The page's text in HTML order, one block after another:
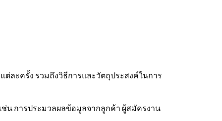
ละครั้ง รวมถึงวิธีการและวัตถุประสงค์ในการ
น การประมวลผลข้อมูลจากลูกค้า ผู้สมัครงาน